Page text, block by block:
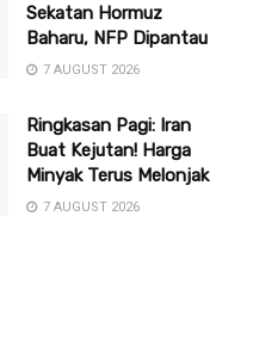
Sekatan Hormuz
Baharu, NFP Dipantau
7 AUGUST 2026
Ringkasan Pagi: Iran
Buat Kejutan! Harga
Minyak Terus Melonjak
7 AUGUST 2026